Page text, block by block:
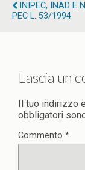
INIPEC, INAD E
PEC L. 53/1994
Lascia un
Il tuo indirizzo
obbligatori
Commento *